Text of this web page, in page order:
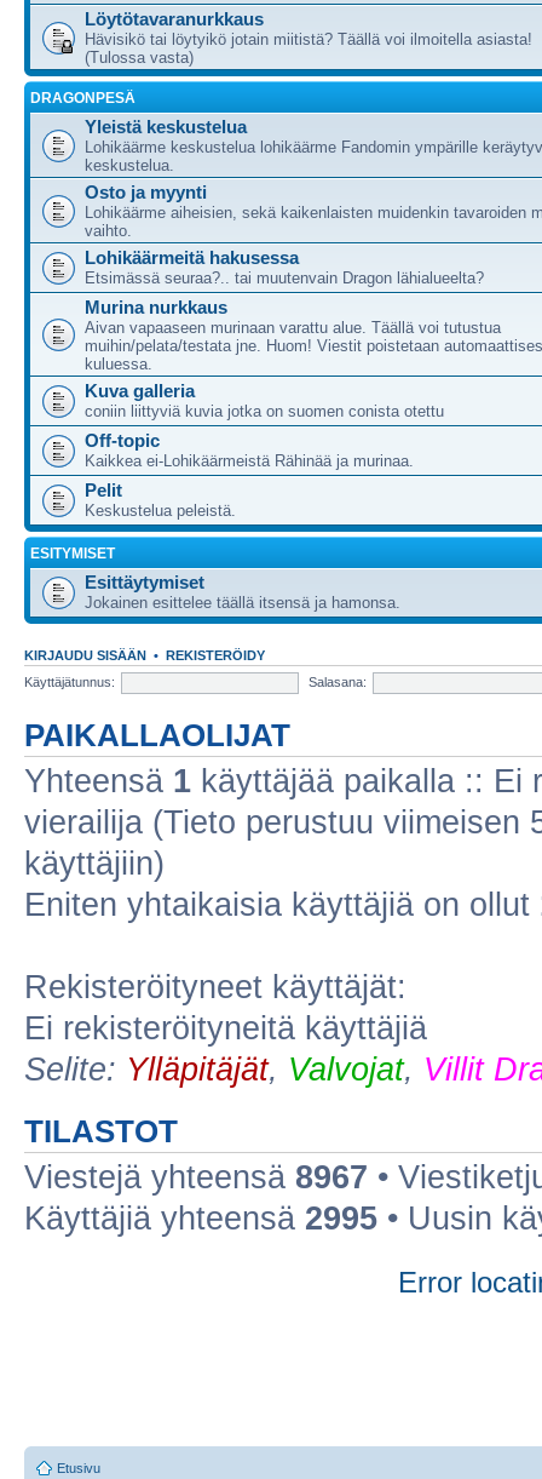
Löytötavaranurkkaus
Hävisikö tai löytyikö jotain miitistä? Täällä voi ilmoitella asiasta!
(Tulossa vasta)
DRAGONPESÄ
Yleistä keskustelua
Lohikäärme keskustelua lohikäärme Fandomin ympärille
keskustelua.
Osto ja myynti
Lohikäärme aiheisien, sekä kaikenlaisten muidenkin tavaroiden
vaihto.
Lohikäärmeitä hakusessa
Etsimässä seuraa?.. tai muutenvain Dragon lähialueelta?
Murina nurkkaus
Aivan vapaaseen murinaan varattu alue. Täällä voi tutustua
muihin/pelata/testata jne. Huom! Viestit poistetaan
kuluessa.
Kuva galleria
coniin liittyviä kuvia jotka on suomen conista otettu
Off-topic
Kaikkea ei-Lohikäärmeistä Rähinää ja murinaa.
Pelit
Keskustelua peleistä.
ESITYMISET
Esittäytymiset
Jokainen esittelee täällä itsensä ja hamonsa.
KIRJAUDU SISÄÄN • REKISTERÖIDY
Käyttäjätunnus:
Salasana:
PAIKALLAOLIJAT
Yhteensä 1 käyttäjää paikalla :: Ei
vierailija (Tieto perustuu viimeisen
käyttäjiin)
Eniten yhtaikaisia käyttäjiä on ollut
Rekisteröityneet käyttäjät:
Ei rekisteröityneitä käyttäjiä
Selite: Ylläpitäjät, Valvojat, Villit
TILASTOT
Viestejä yhteensä 8967 •
Käyttäjiä yhteensä 2995 • Uusin
Error
Etusivu